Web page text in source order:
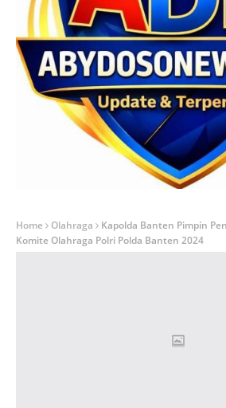
Home Olahraga
Kapolda Banten Pimpin
Komite Olahraga Polri Polda Banten 2024